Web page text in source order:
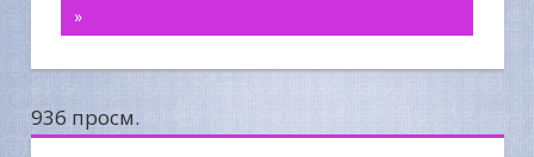
записям
»
936 просм.